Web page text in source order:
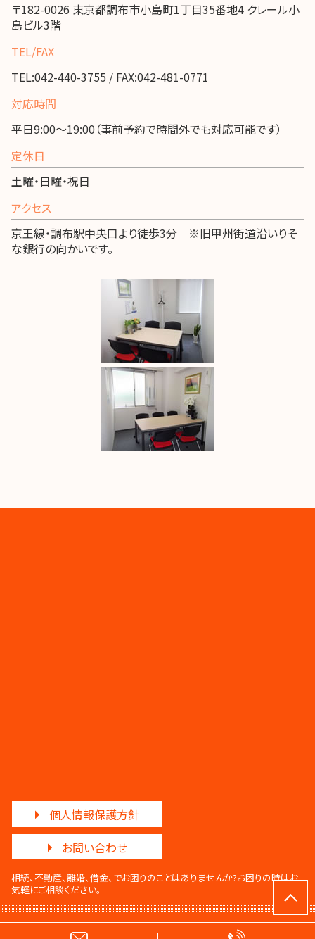
〒182-0026 東京都調布市小島町1丁目35番地4 クレール小
島ビル3階
TEL/FAX
TEL:042-440-3755 / FAX:042-481-0771
対応時間
平日9:00～19:00（事前予約で時間外でも対応可能です）
定休日
土曜・日曜・祝日
アクセス
京王線・調布駅中央口より徒歩3分 ※旧甲州街道沿いりそ
な銀行の向かいです。
個人情報保護方針
お問い合わせ
相続、不動産、離婚、借金、でお困りのことはありませんか?お困りの時はお
気軽にご相談ください。
© 調和法律事務所・調和法務事務所